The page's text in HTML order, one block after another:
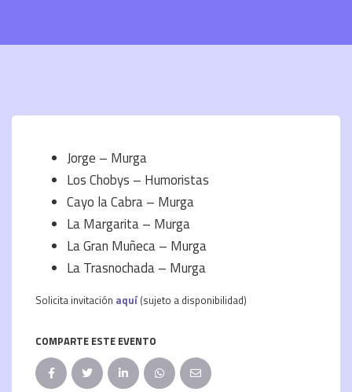
Jorge – Murga
Los Chobys – Humoristas
Cayo la Cabra – Murga
La Margarita – Murga
La Gran Muñeca – Murga
La Trasnochada – Murga
Solicita invitación aquí (sujeto a disponibilidad)
COMPARTE ESTE EVENTO